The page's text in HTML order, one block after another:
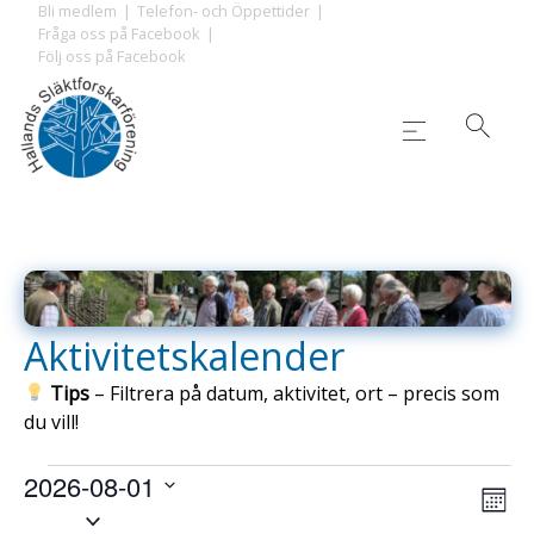
content
Bli medlem
Telefon- och Öppettider
Fråga oss på Facebook
Följ oss på Facebook
Aktivitetskalender
Tips– Filtrera på datum, aktivitet, ort – precis som
du vill!
Evenemang
Vy-
2026-08-01